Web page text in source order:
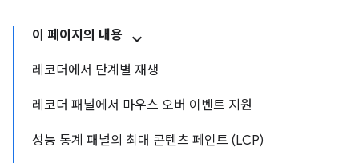
이 페이지의 내용
레코더에서 단계별 재생
레코더 패널에서 마우스 오버 이벤트 지원
성능 통계 패널의 최대 콘텐츠 페인트 (LCP)